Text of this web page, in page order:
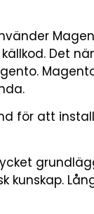
Det
för att
kunskap.